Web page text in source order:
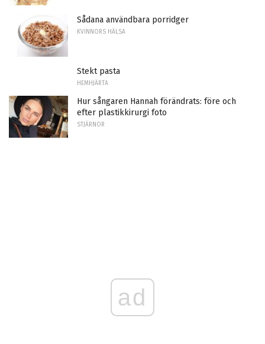
Sådana användbara porridger
KVINNORS HÄLSA
Stekt pasta
HEMHJÄRTA
Hur sångaren Hannah förändrats: före och
efter plastikkirurgi foto
STJÄRNOR
ad